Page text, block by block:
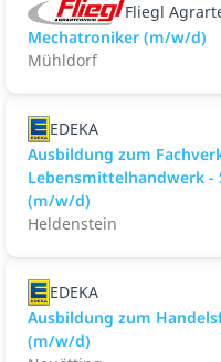
Fliegl
Mechatroniker (m/w/d)
Mühldorf
EDEKA
Ausbildung zum
Lebensmittelhandwerk -
(m/w/d)
Heldenstein
EDEKA
Ausbildung zum
(m/w/d)